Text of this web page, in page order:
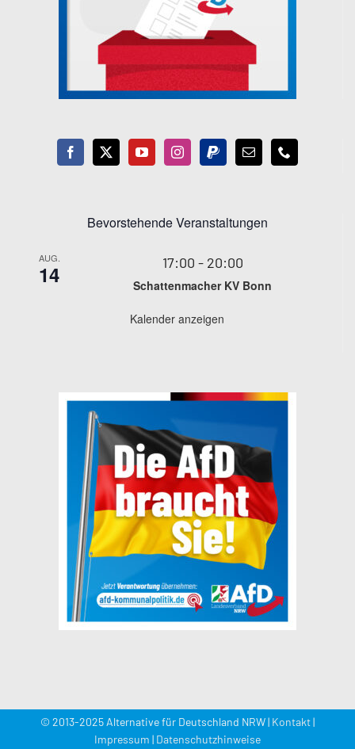
Bevorstehende Veranstaltungen
AUG.
14 17:00 - 20:00
Schattenmacher KV Bonn
Kalender anzeigen
© 2013-2025 Alternative für Deutschland NRW | Kontakt|
Impressum | Datenschutzhinweise